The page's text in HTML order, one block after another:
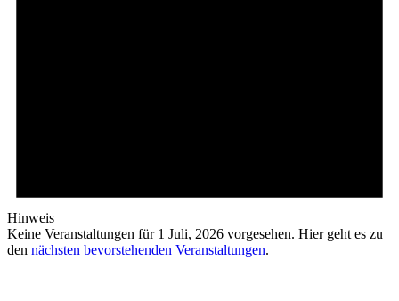
Hinweis
Keine Veranstaltungen für 1 Juli, 2026 vorgesehen. Hier geht es zu
den nächsten bevorstehenden Veranstaltungen.